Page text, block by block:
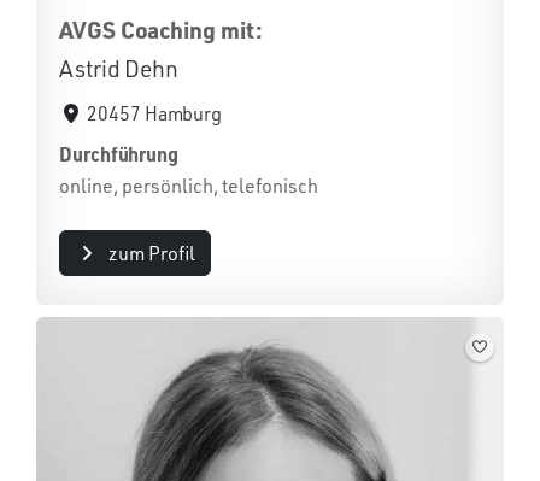
AVGS Coaching mit:
Astrid Dehn
20457 Hamburg
Durchführung
online, persönlich, telefonisch
zum Profil